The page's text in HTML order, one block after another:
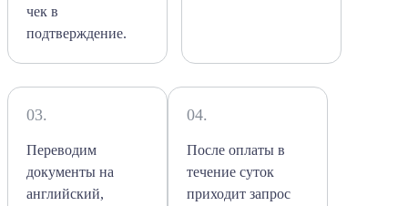
чек в
подтверждение.
03.
Переводим
документы на
английский,
04.
После оплаты в
течение суток
приходит запрос